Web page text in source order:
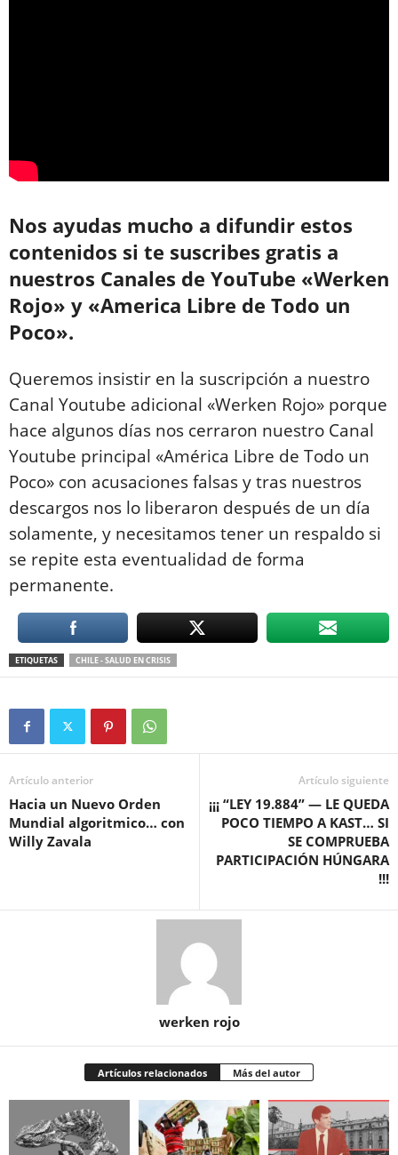
Nos ayudas mucho a difundir estos
contenidos si te suscribes gratis a
nuestros Canales de YouTube «Werken
Rojo» y «America Libre de Todo un
Poco».
Queremos insistir en la suscripción a nuestro
Canal Youtube adicional «Werken Rojo» porque
hace algunos días nos cerraron nuestro Canal
Youtube principal «América Libre de Todo un
Poco» con acusaciones falsas y tras nuestros
descargos nos lo liberaron después de un día
solamente, y necesitamos tener un respaldo si
se repite esta eventualidad de forma
permanente.
ETIQUETAS CHILE - SALUD EN CRISIS
Artículo anterior
Hacia un Nuevo Orden
Mundial algoritmico… con
Willy Zavala
Artículo siguiente
¡¡¡ “LEY 19.884” — LE QUEDA
POCO TIEMPO A KAST… SI
SE COMPRUEBA
PARTICIPACIÓN HÚNGARA
!!!
werken rojo
Artículos relacionados Más del autor